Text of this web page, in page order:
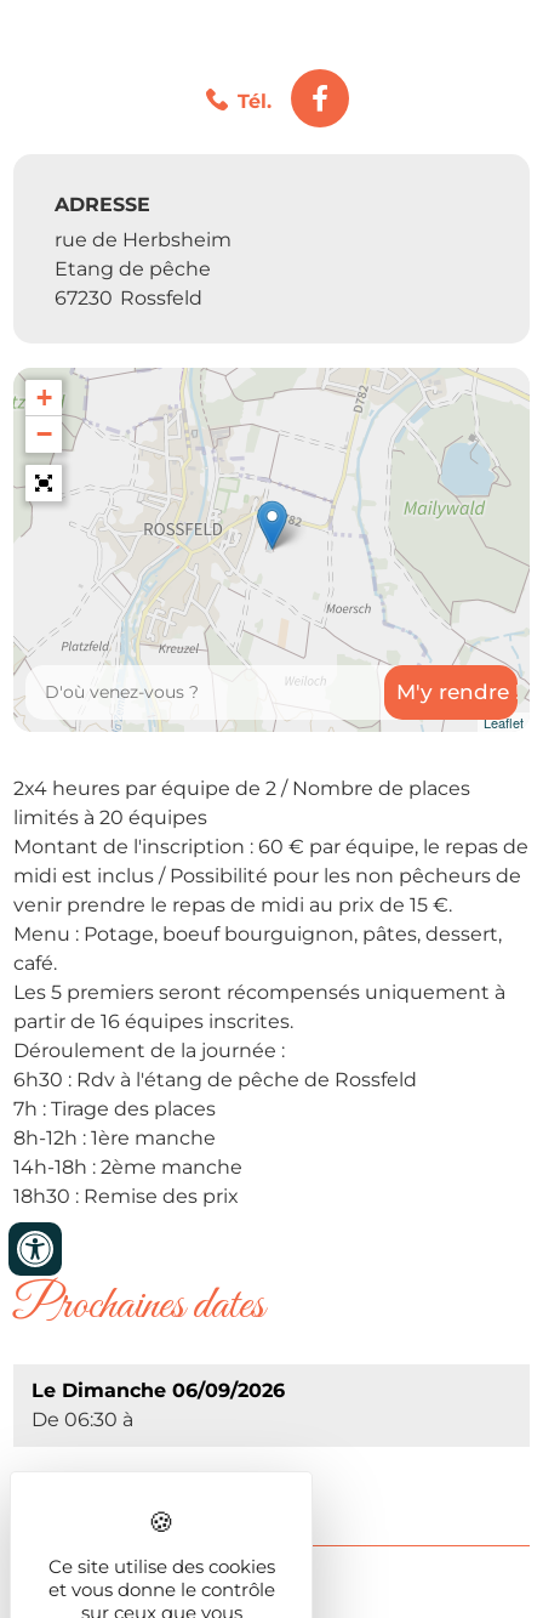
Tél.
ADRESSE
rue de Herbsheim
Etang de pêche
67230 Rossfeld
+
−
Leaflet
2x4 heures par équipe de 2 / Nombre de places
limités à 20 équipes
Montant de l'inscription : 60 € par équipe, le repas de
midi est inclus / Possibilité pour les non pêcheurs de
venir prendre le repas de midi au prix de 15 €.
Menu : Potage, boeuf bourguignon, pâtes, dessert,
café.
Les 5 premiers seront récompensés uniquement à
partir de 16 équipes inscrites.
Déroulement de la journée :
6h30 : Rdv à l'étang de pêche de Rossfeld
7h : Tirage des places
8h-12h : 1ère manche
14h-18h : 2ème manche
18h30 : Remise des prix
Prochaines dates
Le Dimanche 06/09/2026
De 06:30 à
Infos pratiques
Ce site utilise des cookies
et vous donne le contrôle
sur ceux que vous